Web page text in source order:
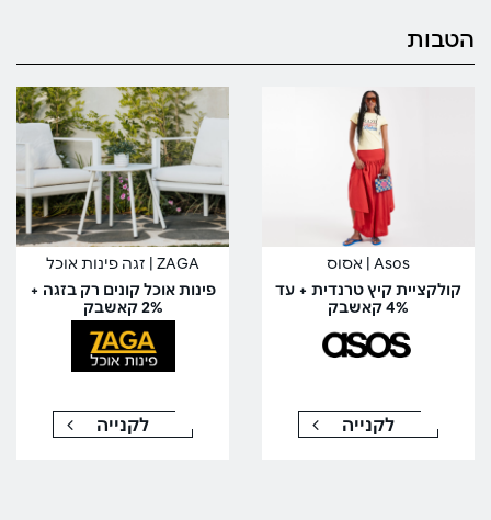
הטבות
Asos | אסוס
קולקציית קיץ טרנדית + עד
4% קאשבק
לקנייה
ZAGA | זגה פינות אוכל
פינות אוכל קונים רק בזגה +
2% קאשבק
לקנייה